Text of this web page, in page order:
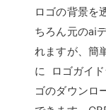
ロゴの背景を
ちろん元のai
れますが、簡
に ロゴガイド
ゴのダウンロ